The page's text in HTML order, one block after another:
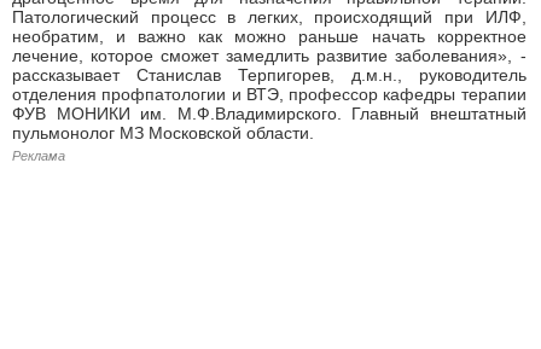
Патологический процесс в легких, происходящий при ИЛФ,
необратим, и важно как можно раньше начать корректное
лечение, которое сможет замедлить развитие заболевания», -
рассказывает Станислав Терпигорев, д.м.н., руководитель
отделения профпатологии и ВТЭ, профессор кафедры терапии
ФУВ МОНИКИ им. М.Ф.Владимирского. Главный внештатный
пульмонолог МЗ Московской области.
Реклама